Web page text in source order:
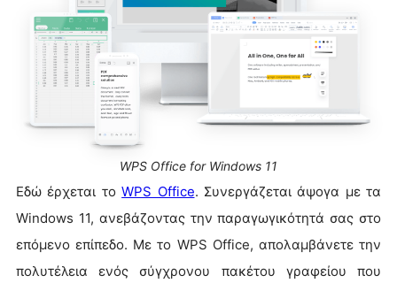
WPS Office for Windows 11
Εδώ έρχεται τοWPS Office. Συνεργάζεται άψογα με τα
Windows 11, ανεβάζοντας την παραγωγικότητά σας στο
επόμενο επίπεδο. Με το WPS Office, απολαμβάνετε την
πολυτέλεια ενός σύγχρονου πακέτου γραφείου που